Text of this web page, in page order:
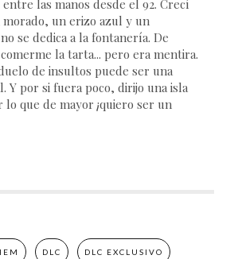
las manos desde el 92. Crecí
un erizo azul y un
se dedica a la fontanería. De
la tarta... pero era mentira.
de insultos puede ser una
Y por si fuera poco, dirijo una isla
lo que de mayor ¡quiero ser un
DLC DLC EXCLUSIVO